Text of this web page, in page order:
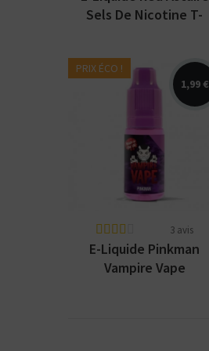
Sels De Nicotine T-
PRIX ÉCO !
1,99 €
Vampire Vape. E-
liquide disponible en
10ml et 50ml sans
nicotine.
3 avis
E-Liquide Pinkman
Vampire Vape